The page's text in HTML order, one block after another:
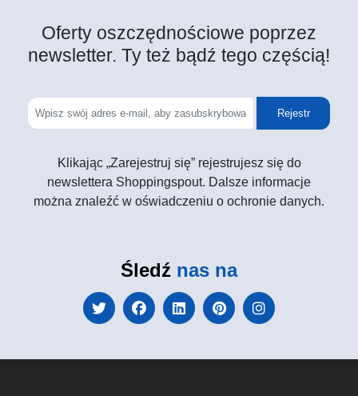
Oferty oszczędnościowe poprzez
newsletter. Ty też bądź tego częścią!
Rejestr
Klikając „Zarejestruj się” rejestrujesz się do
newslettera Shoppingspout. Dalsze informacje
można znaleźć w oświadczeniu o ochronie danych.
Śledź nas na